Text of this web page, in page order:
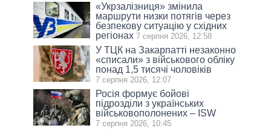
«Укрзалізниця» змінила
маршрути низки потягів через
безпекову ситуацію у східних
регіонах 7 серпня 2026, 12:58
У ТЦК на Закарпатті незаконно
«списали» з військового обліку
понад 1,5 тисячі чоловіків
7 серпня 2026, 12:07
Росія формує бойові
підрозділи з українських
військовополонених – ISW
7 серпня 2026, 10:45